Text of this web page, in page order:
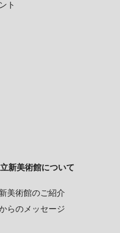
ト
新美術館について
美術館のご紹介
らのメッセージ